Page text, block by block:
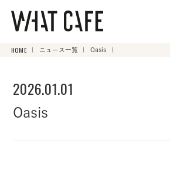
HOME ニュース一覧 Oasis
2026.01.01
Oasis